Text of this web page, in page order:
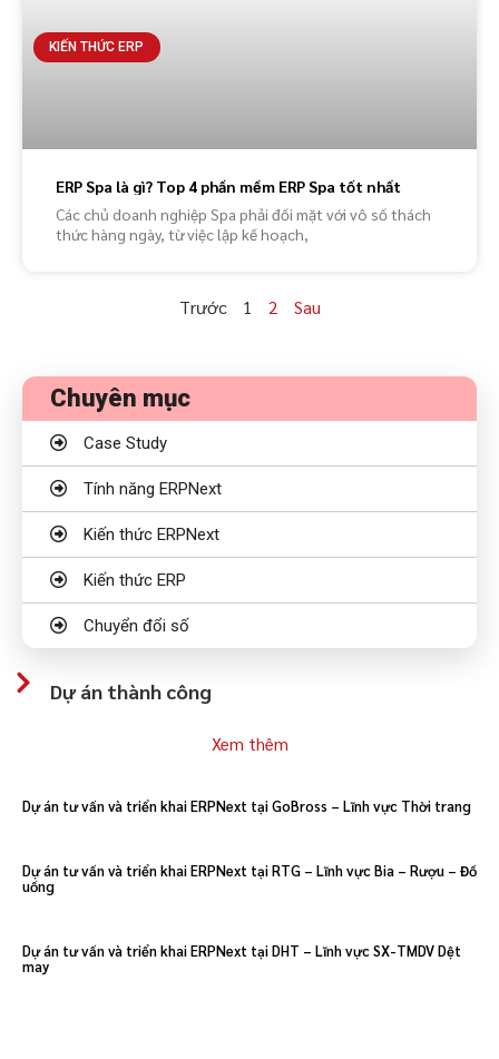
KIẾN THỨC ERP
ERP Spa là gì? Top 4 phần mềm ERP Spa tốt nhất
Các chủ doanh nghiệp Spa phải đối mặt với vô số thách
thức hàng ngày, từ việc lập kế hoạch,
Trước 1 2 Sau
Chuyên mục
Case Study
Tính năng ERPNext
Kiến thức ERPNext
Kiến thức ERP
Chuyển đổi số
Dự án thành công
Xem thêm
Dự án tư vấn và triển khai ERPNext tại GoBross – Lĩnh vực Thời trang
Dự án tư vấn và triển khai ERPNext tại RTG – Lĩnh vực Bia – Rượu – Đồ
uống
Dự án tư vấn và triển khai ERPNext tại DHT – Lĩnh vực SX-TMDV Dệt
may